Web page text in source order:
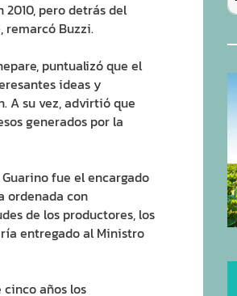
pero detrás del
remarcó Buzzi.
puntualizó que el
ideas y
A su vez, advirtió que
generados por la
fue el encargado
ordenada con
de los productores, los
entregado al Ministro
años los